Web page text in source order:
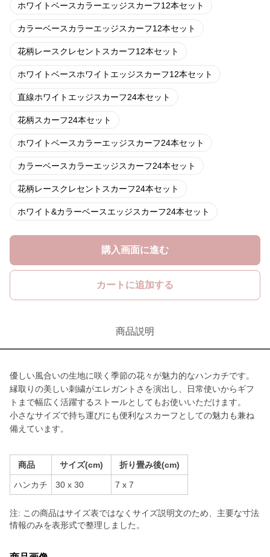
ホワイトベースカラーエッジスカーフ12本セット
カラーベースカラーエッジスカーフ12本セット
花柄レースクレセントスカーフ12本セット
ホワイトベースホワイトエッジスカーフ12本セット
直線ホワイトエッジスカーフ24本セット
花柄スカーフ24本セット
ホワイトベースカラーエッジスカーフ24本セット
カラーベースカラーエッジスカーフ24本セット
花柄レースクレセントスカーフ24本セット
ホワイト&カラーベースエッジスカーフ24本セット
購入画面に進む
カートに追加する
商品説明
優しい風合いの生地に咲く季節の花々が魅力的なハンカチです。
縁取りの美しい刺繍がエレガントさを演出し、日常使いからギフ
トまで幅広く活躍するストールとしてもお使いいただけます。
小さなサイズで持ち運びにも便利なスカーフとしての魅力も兼ね
備えています。
商品 サイズ(cm) 折り畳み後(cm)
ハンカチ 30 x 30 7 x 7
注: この商品はサイズ表ではなくサイズ説明文のため、主要な寸法
情報のみを表形式で整理しました。